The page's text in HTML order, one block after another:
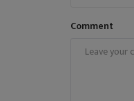
Comment